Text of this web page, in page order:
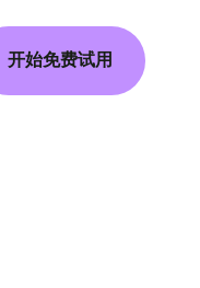
开始免费试用